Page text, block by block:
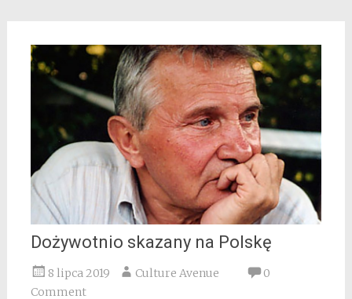
Dożywotnio skazany na Polskę
8 lipca 2019 Culture Avenue
0
Comment